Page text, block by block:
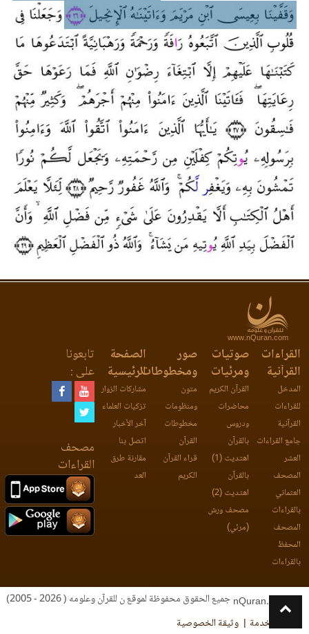
www.nQuran.com
القراءات
القرآنية
المدخل
للقراءات
القرآنية
جامع القراءات
العشر
المصحف
العثماني
بالقراءات
المصحف
المحفظ
بالقراءات
صوتيات
ومرئيات
القرآن الكريم
محاضرات
ودروس
بالقرآن
اهتديت (1)
بالقرآن
اهتديت (2)
مصحف ورش
(مرئي)
صور
ومخطوطات
متون
ومنظومات
مخطوطات
القرآن
قراء القرآن
الكريم
الصفحة
الرئيسية
مشاركات الزوار
تزكيات العلماء
آخر الأخبار
اتصل بنا
مقارنة طرق
العد
تابعونا
على :
مصحف
القراءات
جميع الحقوق محفوظة لموقع ن للقرآن وعلومه ( 2026 - 2005)
nQuran.com
اتفاقية الخدمة
وثيقة الخصوصية